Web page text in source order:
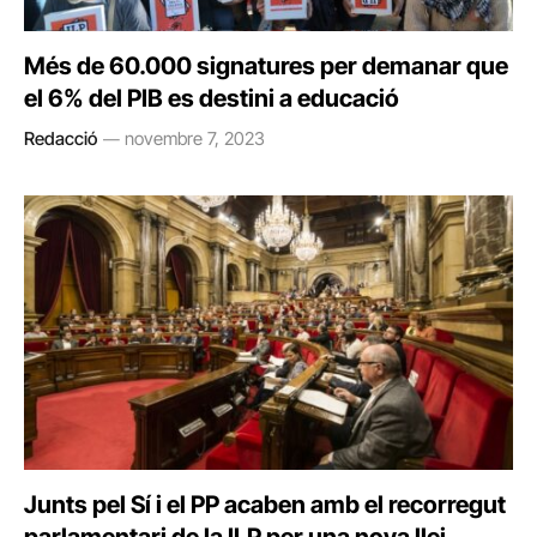
Més de 60.000 signatures per demanar que
el 6% del PIB es destini a educació
Redacció novembre 7, 2023
Junts pel Sí i el PP acaben amb el recorregut